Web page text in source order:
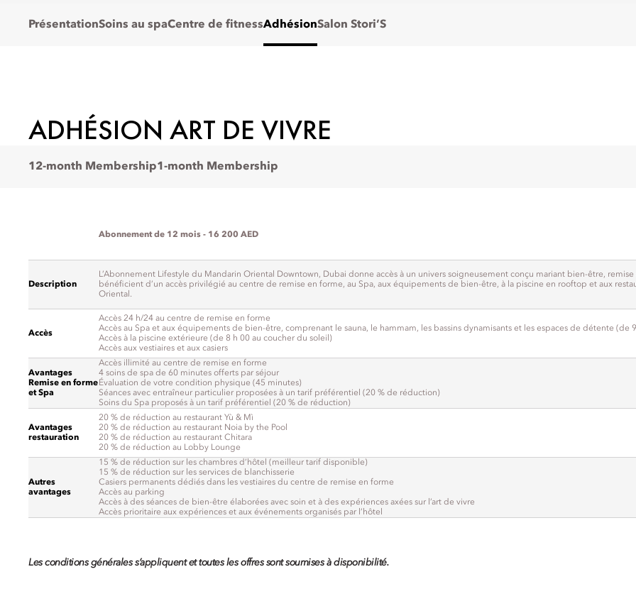
PrésentationSoins au spaCentre de fitnessAdhésionSalon Stori’S
ADHÉSION ART DE VIVRE
12-month Membership1-month Membership
Abonnement de 12 mois - 16 200 AED
Description
L’Abonnement Lifestyle du Mandarin Oriental Downtown, Dubai donne accès à un univers soigneusement conçu mariant bien-être,
bénéficient d’un accès privilégié au centre de remise en forme, au Spa, aux équipements de bien-être, à la piscine en rooftop et aux
Oriental.
Accès
Accès 24 h/24 au centre de remise en forme
Accès au Spa et aux équipements de bien-être, comprenant le sauna, le hammam, les bassins dynamisants et les espaces de détente (de
Accès à la piscine extérieure (de 8 h 00 au coucher du soleil)
Accès aux vestiaires et aux casiers
Avantages
Remise en forme
et Spa
Accès illimité au centre de remise en forme
4 soins de spa de 60 minutes offerts par séjour
Évaluation de votre condition physique (45 minutes)
Séances avec entraîneur particulier proposées à un tarif préférentiel (20 % de réduction)
Soins du Spa proposés à un tarif préférentiel (20 % de réduction)
Avantages
restauration
20 % de réduction au restaurant Yù & Mì
20 % de réduction au restaurant Noia by the Pool
20 % de réduction au restaurant Chitara
20 % de réduction au Lobby Lounge
Autres
avantages
15 % de réduction sur les chambres d’hôtel (meilleur tarif disponible)
15 % de réduction sur les services de blanchisserie
Casiers permanents dédiés dans les vestiaires du centre de remise en forme
Accès au parking
Accès à des séances de bien-être élaborées avec soin et à des expériences axées sur l’art de vivre
Accès prioritaire aux expériences et aux événements organisés par l’hôtel
Les conditions générales s’appliquent et toutes les offres sont soumises à disponibilité.